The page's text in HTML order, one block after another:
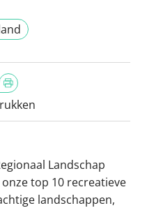
Landschap
top 10 recreatieve
landschappen,